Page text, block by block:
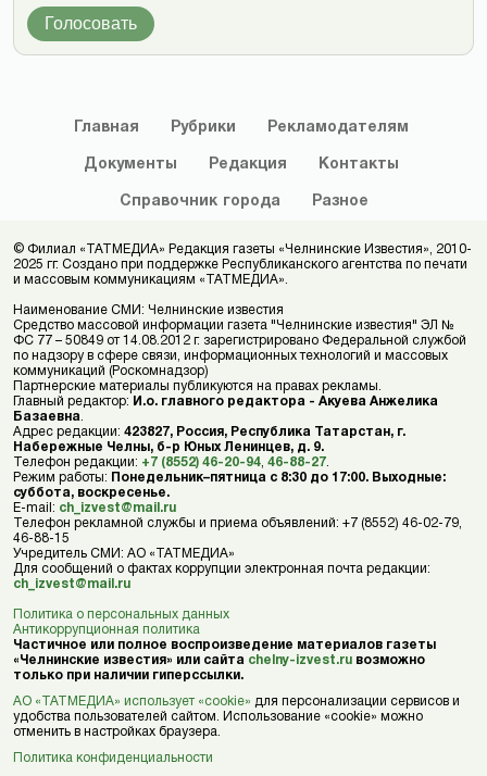
Голосовать
Главная Рубрики Рекламодателям
Документы Редакция Контакты
Справочник города Разное
© Филиал «ТАТМЕДИА» Редакция газеты «Челнинские Известия», 2010-
2025 гг. Создано при поддержке Республиканского агентства по печати
и массовым коммуникациям «ТАТМЕДИА».
Наименование СМИ: Челнинские известия
Средство массовой информации газета "Челнинские известия" ЭЛ №
ФС 77 – 50849 от 14.08.2012 г. зарегистрировано Федеральной службой
по надзору в сфере связи, информационных технологий и массовых
коммуникаций (Роскомнадзор)
Партнерские материалы публикуются на правах рекламы.
Главный редактор: И.о. главного редактора - Акуева Анжелика
Базаевна
Адрес редакции: 423827, Россия, Республика Татарстан, г.
Набережные Челны, б-р Юных Ленинцев, д. 9.
Телефон редакции: +7 (8552) 46-20-94 46-88-27
Режим работы: Понедельник–пятница с 8:30 до 17:00. Выходные:
суббота, воскресенье.
E-mail: ch_izvest@mail.ru
Телефон рекламной службы и приема объявлений: +7 (8552) 46-02-79,
46-88-15
Учредитель СМИ: АО «ТАТМЕДИА»
Для сообщений о фактах коррупции электронная почта редакции:
ch_izvest@mail.ru
Политика о персональных данных
Антикоррупционная политика
Частичное или полное воспроизведение материалов газеты
«Челнинские известия» или сайта chelny-izvest.ru возможно
только при наличии гиперссылки.
АО «ТАТМЕДИА» использует «cookie» для персонализации сервисов и
удобства пользователей сайтом. Использование «cookie» можно
отменить в настройках браузера.
Политика конфиденциальности